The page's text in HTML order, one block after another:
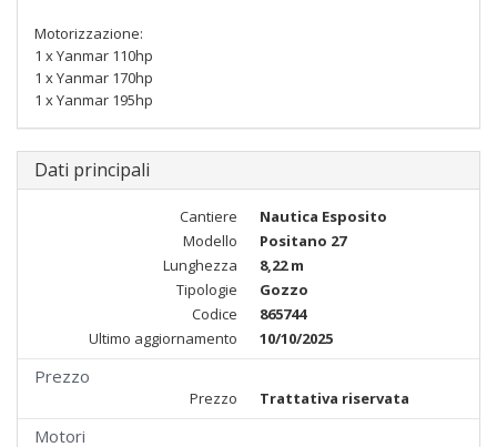
Motorizzazione:
1 x Yanmar 110hp
1 x Yanmar 170hp
1 x Yanmar 195hp
Dati principali
Cantiere
Nautica Esposito
Modello
Positano 27
Lunghezza
8,22 m
Tipologie
Gozzo
Codice
865744
Ultimo aggiornamento
10/10/2025
Prezzo
Prezzo Trattativa riservata
Motori